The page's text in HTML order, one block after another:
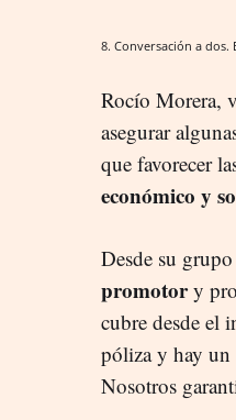
8. Conversación a dos.
Rocío Morera,
asegurar
que favorecer
económico y
Desde su
promotory
cubre desde el
póliza y hay
Nosotros